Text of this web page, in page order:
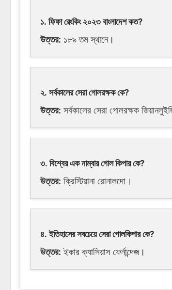
১. ফিফা রেংকিং ২০২৩ বাংলাদেশ কত?
উত্তর: ১৮৯ তম স্থানে।
২. সর্বকালের সেরা গোলরক্ষক কে?
উত্তর: সর্বকালের সেরা গোলরক্ষক
৩. বিশ্বের এক নাম্বার গোল কিপার কে?
উত্তর: ক্রিস্টিয়ানা রোনালদো।
৪. ইতিহাসের সবচেয়ে সেরা গোলকিপার কে?
উত্তর:ইকার ক্যাসিয়াস ফের্নান্দেজ।